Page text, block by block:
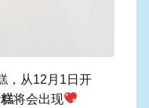
，从12月1日开
将会出现